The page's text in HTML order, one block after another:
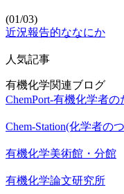
(01/03)
近況報告的ななにか
人気記事
有機化学関連ブログ
ChemPort-有機化学者
Chem-Station(化学者の
有機化学美術館・分館
有機化学論文研究所